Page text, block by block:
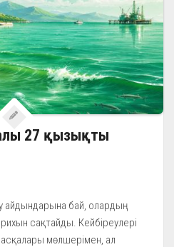
27 қызықты
айдындарына бай, олардың
сақтайды. Кейбіреулері
мөлшерімен, ал